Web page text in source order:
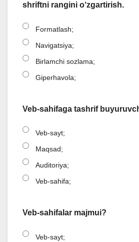
shriftni rangini o‘zgartirish.
Formatlash;
Navigatsiya;
Birlamchi sozlama;
Giperhavola;
Veb-sahifaga tashrif
Veb-sayt;
Maqsad;
Auditoriya;
Veb-sahifa;
Veb-sahifalar majmui?
Veb-sayt;